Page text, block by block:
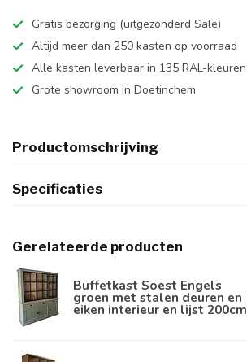
Gratis bezorging (uitgezonderd Sale)
Altijd meer dan 250 kasten op voorraad
Alle kasten leverbaar in 135 RAL-kleuren
Grote showroom in Doetinchem
Productomschrijving
Specificaties
Gerelateerde producten
Buffetkast Soest Engels
groen met stalen deuren en
eiken interieur en lijst 200cm